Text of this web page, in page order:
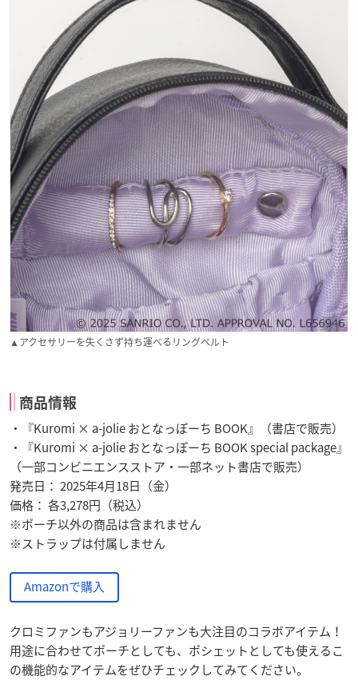
▲アクセサリーを失くさず持ち運べるリングベルト
商品情報
・『Kuromi × a-jolie おとなっぽーち BOOK』（書店で販売）
・『Kuromi × a-jolie おとなっぽーち BOOK special package』
（一部コンビニエンスストア・一部ネット書店で販売）
発売日： 2025年4月18日（金）
価格： 各3,278円（税込）
※ポーチ以外の商品は含まれません
※ストラップは付属しません
Amazonで購入
クロミファンもアジョリーファンも大注目のコラボアイテム！
用途に合わせてポーチとしても、ポシェットとしても使えるこ
の機能的なアイテムをぜひチェックしてみてください。